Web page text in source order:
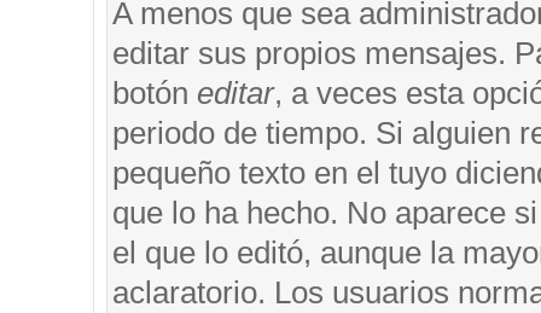
A menos que sea
editar sus propios mensajes.
botón editar, a veces esta
periodo de tiempo. Si alguien
pequeño texto en el tuyo
que lo ha hecho. No aparece
el que lo editó, aunque la
aclaratorio. Los usuarios